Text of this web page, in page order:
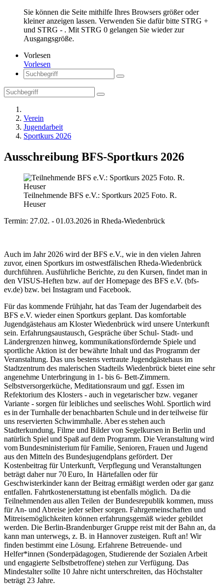
Sie können die Seite mithilfe Ihres Browsers größer oder
kleiner anzeigen lassen. Verwenden Sie dafür bitte STRG +
und STRG - . Mit STRG 0 gelangen Sie wieder zur
Ausgangsgröße.
Vorlesen
Vorlesen
Verein
Jugendarbeit
Sportkurs 2026
Ausschreibung BFS-Sportkurs 2026
Teilnehmende BFS e.V.: Sportkurs 2025 Foto. R.
Heuser
Termin: 27.02. - 01.03.2026 in Rheda-Wiedenbrück
Auch im Jahr 2026 wird der BFS e.V., wie in den vielen Jahren
zuvor, einen Sportkurs im ostwestfälischen Rheda-Wiedenbrück
durchführen. Ausführliche Berichte, zu den Kursen, findet man in
den VISUS-Heften bzw. auf der Homepage des BFS e.V. (bfs-
ev.de) bzw. bei Instagram und Facebook.
Für das kommende Frühjahr, hat das Team der Jugendarbeit des
BFS e.V. wieder einen Sportkurs geplant. Das komfortable
Jugendgästehaus am Kloster Wiedenbrück wird unsere Unterkunft
sein. Erfahrungsaustausch, Gespräche über Schul- Stadt- und
Ländergrenzen hinweg, kommunikationsfördernde Spiele und
sportliche Aktion ist der bewährte Inhalt und das Programm der
Veranstaltung. Das uns bestens vertraute Jugendgästehaus im
Stadtzentrum des malerischen Stadteils Wiedenbrück bietet eine sehr
angenehme Unterbringung in 1- bis 6- Bett-Zimmern.
Selbstversorgerküche, Meditationsraum und ggf. Essen im
Refektorium des Klosters - auch in vegetarischer bzw. veganer
Variante - sorgen für leibliches und seelisches Wohl. Sportlich wird
es in der Turnhalle der benachbarten Schule und in der teilweise für
uns reservierten Schwimmhalle. Aber es stehen auch
Stadterkundung, Filme und Bilder von Segelkursen in Berlin und
natürlich Spiel und Spaß auf dem Programm. Die Veranstaltung wird
vom Bundesministerium für Familie, Senioren, Frauen und Jugend
aus den Mitteln des Bundesjugendplans gefördert. Der
Kostenbeitrag für Unterkunft, Verpflegung und Veranstaltungen
beträgt daher nur 70 Euro, In Härtefallen oder für
Geschwisterkinder kann der Beitrag ermäßigt werden oder gar ganz
entfallen. Fahrtkostenerstattung ist ebenfalls möglich. Da die
Teilnehmenden aus allen Teilen der Bundesrepublik kommen, muss
für An- und Abreise jeder selber sorgen. Fahrgemeinschaften und
Mitreisemöglichkeiten können erfahrungsgemäß wieder gebildet
werden. Die Berlin-Brandenburger Gruppe reist mit der Bahn an, da
kann man unterwegs, z. B. in Hannover zusteigen. Ruft an! Wir
finden bestimmt eine Lösung. Erfahrene Betreuende- und
Helfer*innen (Sonderpädagogen, Studierende der Sozialen Arbeit
und engagierte Selbstbetroffene) stehen zur Verfügung. Das
Mindestalter sollte 10 Jahre nicht unterschreiten, das Höchstalter
beträgt 23 Jahre.